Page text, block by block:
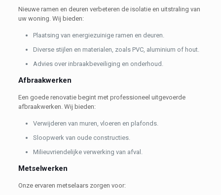
Nieuwe ramen en deuren verbeteren de isolatie en uitstraling van
uw woning. Wij bieden:
Plaatsing van energiezuinige ramen en deuren.
Diverse stijlen en materialen, zoals PVC, aluminium of hout.
Advies over inbraakbeveiliging en onderhoud.
Afbraakwerken
Een goede renovatie begint met professioneel uitgevoerde
afbraakwerken. Wij bieden:
Verwijderen van muren, vloeren en plafonds.
Sloopwerk van oude constructies.
Milieuvriendelijke verwerking van afval.
Metselwerken
Onze ervaren metselaars zorgen voor: